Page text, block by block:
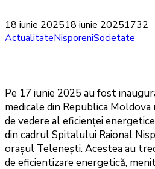
18 iunie 202518 iunie 20251732
ActualitateNisporeniSocietate
Pe 17 iunie 2025 au fost
medicale din Republica
de vedere al eficienței
din cadrul Spitalului Raional
orașul Telenești. Acestea au
de eficientizare energetică,